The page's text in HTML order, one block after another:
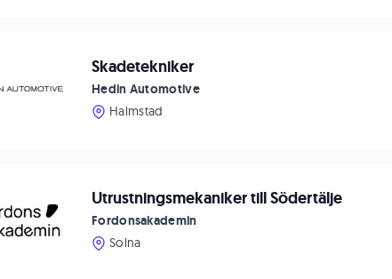
Skadetekniker
Hedin Automotive
Halmstad
Utrustningsmekaniker till Södertälje
Fordonsakademin
Solna